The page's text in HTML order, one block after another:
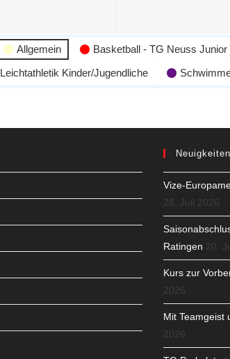
Allgemein Basketball - TG Neuss Junior
Leichtathletik Kinder/Jugendliche
Neuigkeiten
Vize-
28. Juli 2026
Ratingen 20.
Kurs zur
2026
Mit Teamgeist
2026